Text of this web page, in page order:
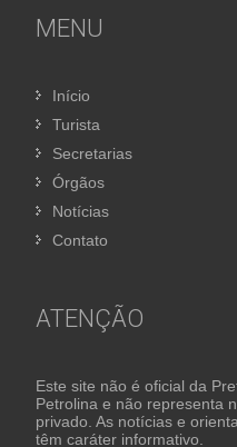
MENU
Início
Turista
Secretarias
Órgãos
Notícias
Contato
ATENÇÃO
Este site não é oficial da
Petrolina e não representa
privado. As notícias e
têm caráter informativo.